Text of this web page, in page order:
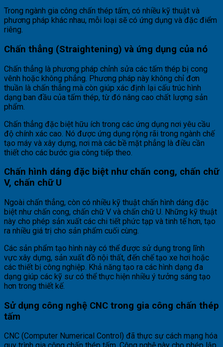
Trong ngành gia công chấn thép tấm, có nhiều kỹ thuật và
phương pháp khác nhau, mỗi loại sẽ có ứng dụng và đặc điểm
riêng.
Chấn thẳng (Straightening) và ứng dụng của nó
Chấn thẳng là phương pháp chỉnh sửa các tấm thép bị cong
vênh hoặc không phẳng. Phương pháp này không chỉ đơn
thuần là chấn thẳng mà còn giúp xác định lại cấu trúc hình
dạng ban đầu của tấm thép, từ đó nâng cao chất lượng sản
phẩm.
Chấn thẳng đặc biệt hữu ích trong các ứng dụng nơi yêu cầu
độ chính xác cao. Nó được ứng dụng rộng rãi trong ngành chế
tạo máy và xây dựng, nơi mà các bề mặt phẳng là điều cần
thiết cho các bước gia công tiếp theo.
Chấn hình dáng đặc biệt như chấn cong, chấn chữ
V, chấn chữ U
Ngoài chấn thẳng, còn có nhiều kỹ thuật chấn hình dáng đặc
biệt như chấn cong, chấn chữ V và chấn chữ U. Những kỹ thuật
này cho phép sản xuất các chi tiết phức tạp và tinh tế hơn, tạo
ra nhiều giá trị cho sản phẩm cuối cùng.
Các sản phẩm tạo hình này có thể được sử dụng trong lĩnh
vực xây dựng, sản xuất đồ nội thất, đến chế tạo xe hơi hoặc
các thiết bị công nghiệp. Khả năng tạo ra các hình dạng đa
dạng giúp các kỹ sư có thể thực hiện nhiều ý tưởng sáng tạo
hơn trong thiết kế.
Sử dụng công nghệ CNC trong gia công chấn thép
tấm
CNC (Computer Numerical Control) đã thực sự cách mạng hóa